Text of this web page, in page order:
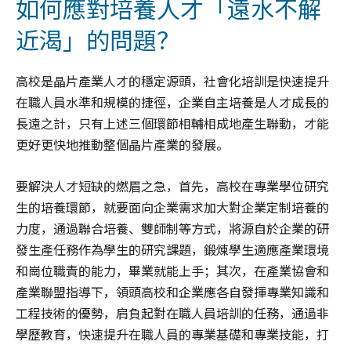
如何應對培養人才「遠水不解
近渴」的問題？
高校是晶片產業人才的穩定源頭，社會化培訓是快速提升
在職人員水準和規模的捷徑，企業自主培養是人才成長的
長遠之計，只有上述三個環節相輔相成地產生聯動，才能
更好更快地推動整個晶片產業的發展。
要解決人才短缺的燃眉之急，首先，高校在專業學位研究
生的培養環節，就要面向企業需求加大對企業定制培養的
力度，通過聯合培養、雙師制等方式，將源自於企業的研
發生產任務作為學生的研究課題，鍛煉學生適應產業環境
和崗位職責的能力，畢業就能上手；其次，在產業協會和
產業聯盟指導下，領頭高校和企業應各自發揮專業知識和
工程技術的優勢，肩負起對在職人員培訓的任務，通過非
學歷教育，快速提升在職人員的專業基礎和專業技能，打